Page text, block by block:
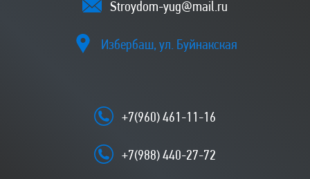
Stroydom-yug@mail.ru
Избербаш, ул. Буйнакская
+7(960) 461-11-16
+7(988) 440-27-72